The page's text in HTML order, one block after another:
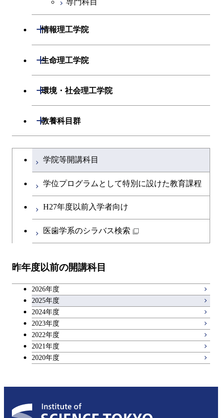
専門科目
情報理工学院
開閉
数理・計算科学系
開閉
知能情報コース
情報工学コース
知能情報コース
エネルギー・情報コース
人間医療科学技術コース
物質・情報卓越コース
専門科目
生命理工学院
開閉
生命理工学系
開閉
ライフエンジニアリングコ
ース
物質・情報卓越コース
環境・社会理工学院
開閉
建築学系
開閉
コース
都市・環境学コース
コース
都市・環境学コース
開閉
エネルギーコース
エネルギー・情報コース
エンジニアリングデザイン
原子核工学コース
物質・情報卓越コース
社会・人間科学コース
イノベーション科学系
イノベーション科学コース
人間医療科学技術コース
技術経営専門職学位課程
開閉
技術経営専門職学位課程
専門科目
教養科目群
開閉
文系教養科目
英語科目
第二外国語科目
キャリア科目
大学院課程を切り替える
学院等開講科目
学位プログラムとして特別に設けた教育課程
H27年度以前入学者向け
医歯学系のシラバス検索
昨年度以前の開講科目
2026年度
2025年度
2024年度
2023年度
2022年度
2021年度
2020年度